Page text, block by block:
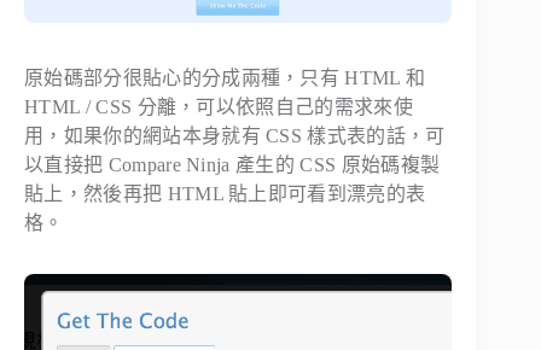
原始碼部分很貼心的分成兩種，只有 HTML 和
HTML / CSS 分離，可以依照自己的需求來使
用，如果你的網站本身就有 CSS 樣式表的話，可
以直接把 Compare Ninja 產生的 CSS 原始碼複製
貼上，然後再把 HTML 貼上即可看到漂亮的表
格。